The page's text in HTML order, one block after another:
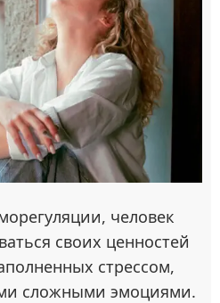
человек
своих ценностей
стрессом,
сложными эмоциями.